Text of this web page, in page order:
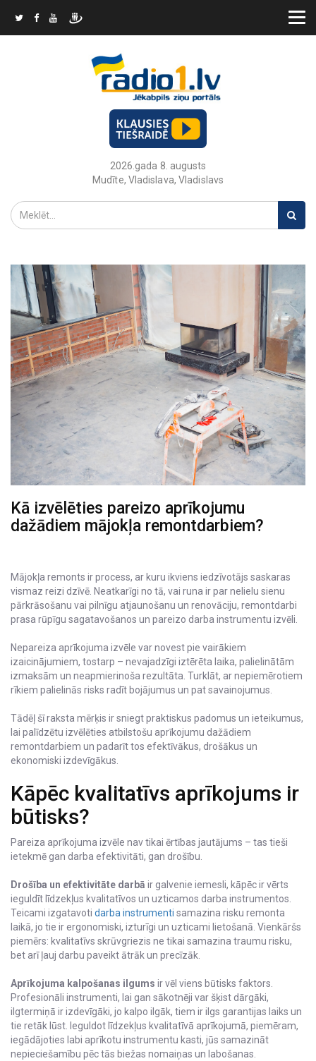
2026.gada 8. augusts
Mudīte, Vladislava, Vladislavs
Kā izvēlēties pareizo aprīkojumu
dažādiem mājokļa remontdarbiem?
Mājokļa remonts ir process, ar kuru ikviens iedzīvotājs saskaras
vismaz reizi dzīvē. Neatkarīgi no tā, vai runa ir par nelielu sienu
pārkrāsošanu vai pilnīgu atjaunošanu un renovāciju, remontdarbi
prasa rūpīgu sagatavošanos un pareizo darba instrumentu izvēli.
Nepareiza aprīkojuma izvēle var novest pie vairākiem
izaicinājumiem, tostarp – nevajadzīgi iztērēta laika, palielinātām
izmaksām un neapmierinoša rezultāta. Turklāt, ar nepiemērotiem
rīkiem palielinās risks radīt bojājumus un pat savainojumus.
Tādēļ šī raksta mērķis ir sniegt praktiskus padomus un ieteikumus,
lai palīdzētu izvēlēties atbilstošu aprīkojumu dažādiem
remontdarbiem un padarīt tos efektīvākus, drošākus un
ekonomiski izdevīgākus.
Kāpēc kvalitatīvs aprīkojums ir
būtisks?
Pareiza aprīkojuma izvēle nav tikai ērtības jautājums – tas tieši
ietekmē gan darba efektivitāti, gan drošību.
Drošība un efektivitāte darbā ir galvenie iemesli, kāpēc ir vērts
ieguldīt līdzekļus kvalitatīvos un uzticamos darba instrumentos.
Teicami izgatavoti darba instrumenti samazina risku remonta
laikā, jo tie ir ergonomiski, izturīgi un uzticami lietošanā. Vienkāršs
piemērs: kvalitatīvs skrūvgriezis ne tikai samazina traumu risku,
bet arī ļauj darbu paveikt ātrāk un precīzāk.
Aprīkojuma kalpošanas ilgums ir vēl viens būtisks faktors.
Profesionāli instrumenti, lai gan sākotnēji var šķist dārgāki,
ilgtermiņā ir izdevīgāki, jo kalpo ilgāk, tiem ir ilgs garantijas laiks un
tie retāk lūst. Ieguldot līdzekļus kvalitatīvā aprīkojumā, piemēram,
iegādājoties labi aprīkotu instrumentu kasti, jūs samazināt
nepieciešamību pēc tās biežas nomaiņas un labošanas.